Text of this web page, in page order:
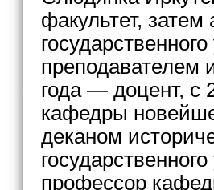
факультет, затем
преподавателем
года — доцент, с
кафедры
деканом
профессор